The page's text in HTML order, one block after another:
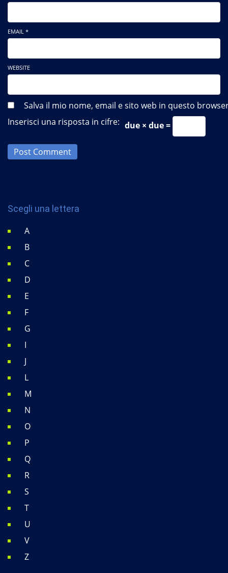
EMAIL *
WEBSITE
Salva il mio nome, email e sito web in questo
Inserisci una risposta in cifre: due × due =
Post Comment
Scegli una lettera
A
B
C
D
E
F
G
I
J
L
M
N
O
P
Q
R
S
T
U
V
Z